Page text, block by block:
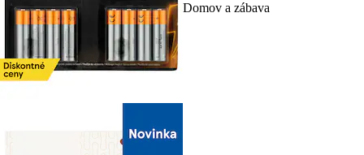
Domov a zábava